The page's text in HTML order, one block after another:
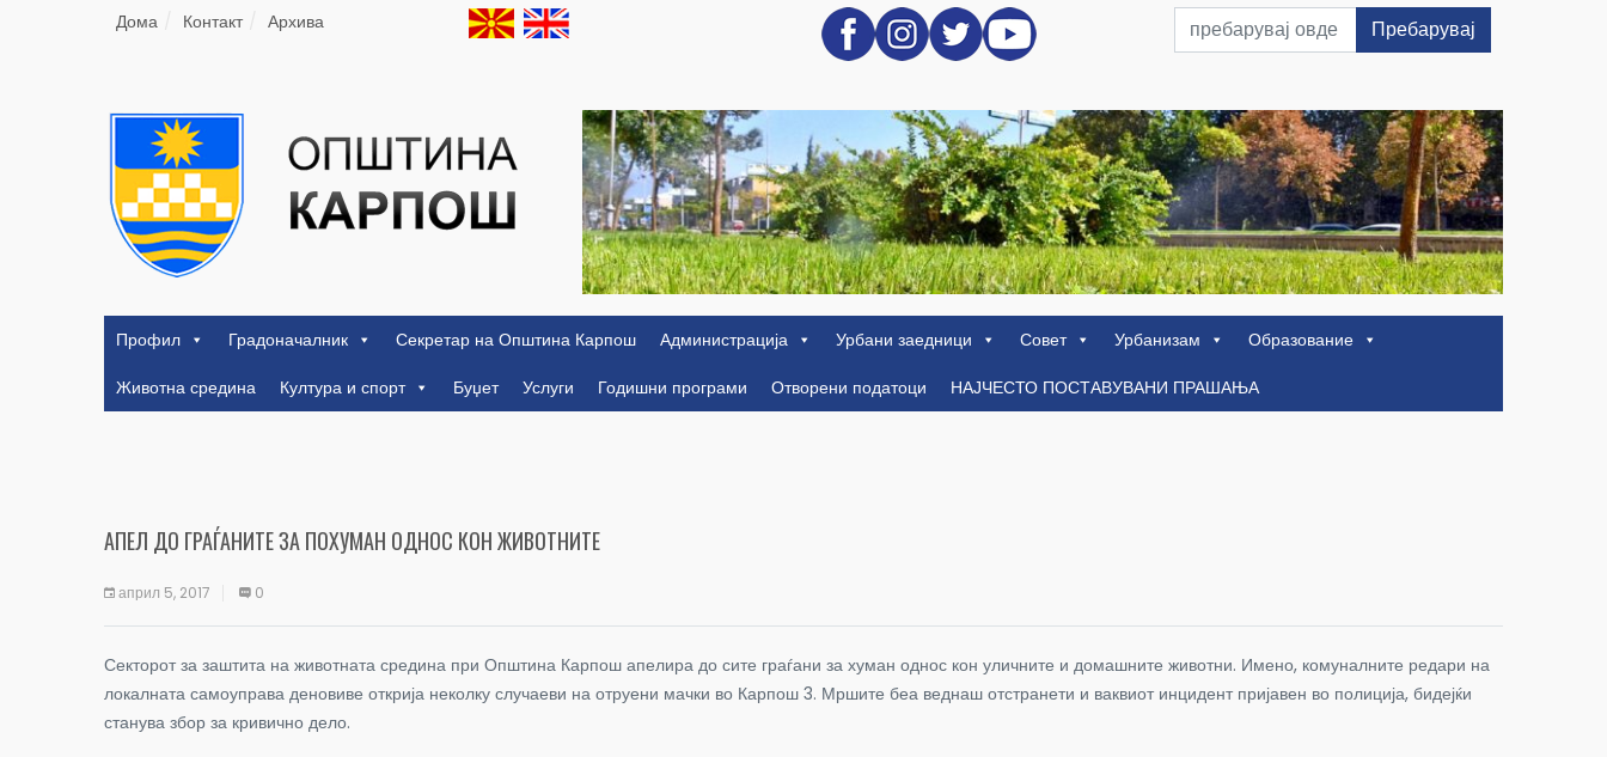
Дома Контакт Архива Пребарувај
Профил Градоначалник Секретар на Општина Карпош Администрација Урбани заедници Совет Урбанизам
Образование
Животна средина
Култура и спорт Буџет Услуги Годишни програми Отворени податоци НАЈЧЕСТО ПОСТАВУВАНИ ПРАШАЊА
АПЕЛ ДО ГРАЃАНИТЕ ЗА ПОХУМАН ОДНОС КОН ЖИВОТНИТЕ
април 5, 2017 0
Секторот за заштита на животната средина при Општина Карпош апелира до сите граѓани за хуман однос кон уличните и домашните животни. Имено, комуналните редари на
локалната самоуправа деновиве открија неколку случаеви на отруени мачки во Карпош 3. Мршите беа веднаш отстранети и ваквиот инцидент пријавен во полиција, бидејќи
станува збор за кривично дело.